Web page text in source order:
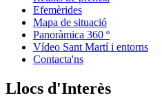
Efemèrides
Mapa de situació
Panoràmica 360 º
Vídeo Sant Martí i entorns
Contacta'ns
Llocs d'Interès